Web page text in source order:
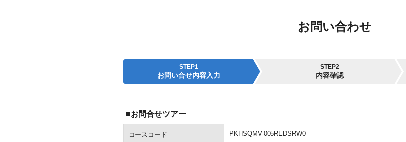
お問い合わせ
STEP1
お問い合せ内容入力
STEP2
内容確認
■お問合せツアー
コースコード PKHSQMV-005REDSRW0